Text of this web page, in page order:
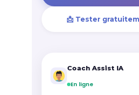
📩 Tester
Coach Assist IA
En ligne